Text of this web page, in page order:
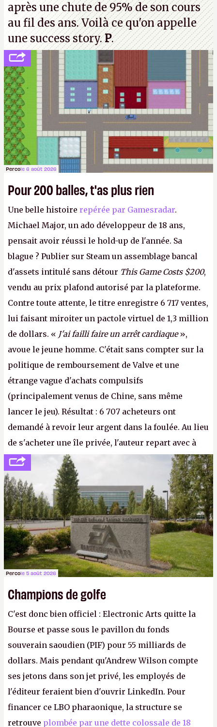
après une chute de 95% de son cours
au fil des ans. Voilà ce qu'on appelle
une success story.P.
Percole 6 août 2026
Pour 200 balles, t'as plus rien
Une belle histoire repérée par Gamesradar.
Michael Major, un ado développeur de 18 ans,
pensait avoir réussi le hold-up de l'année. Sa
blague ? Publier sur Steam un assemblage bancal
d'assets intitulé sans détour This Game Costs $200,
vendu au prix plafond autorisé par la plateforme.
Contre toute attente, le titre enregistre 6 717 ventes,
lui faisant miroiter un pactole virtuel de 1,3 million
de dollars. « J'ai failli faire un arrêt cardiaque»,
avoue le jeune homme. C'était sans compter sur la
politique de remboursement de Valve et une
étrange vague d'achats compulsifs
(principalement venus de Chine, sans même
lancer le jeu). Résultat : 6 707 acheteurs ont
demandé à revoir leur argent dans la foulée. Au lieu
de s'acheter une île privée, l'auteur repart avec à
peine 2 000 dollars en poche. C'est toujours plus
cher payé que le temps passé à dev, mais ça
apprendra aux petits malins qu'on ne braque pas
Gabe Newell aussi facilement.P.
Percole 5 août 2026
Champions de golfe
C'est donc bien officiel : Electronic Arts quitte la
Bourse et passe sous le pavillon du fonds
souverain saoudien (PIF) pour 55 milliards de
dollars. Mais pendant qu'Andrew Wilson compte
ses jetons dans son jet privé, les employés de
l'éditeur feraient bien d'ouvrir LinkedIn. Pour
financer ce LBO pharaonique, la structure se
retrouve plombée par une dette colossale de 18